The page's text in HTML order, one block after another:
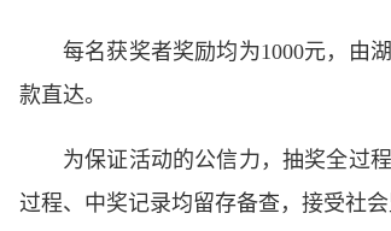
每名获奖者奖励均为1000元，由
款直达。
为保证活动的公信力，抽奖全过
过程、中奖记录均留存备查，接受社会